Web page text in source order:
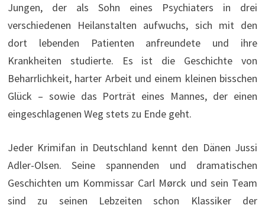
Jungen, der als Sohn eines Psychiaters in drei
verschiedenen Heilanstalten aufwuchs, sich mit den
dort lebenden Patienten anfreundete und ihre
Krankheiten studierte. Es ist die Geschichte von
Beharrlichkeit, harter Arbeit und einem kleinen bisschen
Glück – sowie das Porträt eines Mannes, der einen
eingeschlagenen Weg stets zu Ende geht.
Jeder Krimifan in Deutschland kennt den Dänen Jussi
Adler-Olsen. Seine spannenden und dramatischen
Geschichten um Kommissar Carl Mørck und sein Team
sind zu seinen Lebzeiten schon Klassiker der